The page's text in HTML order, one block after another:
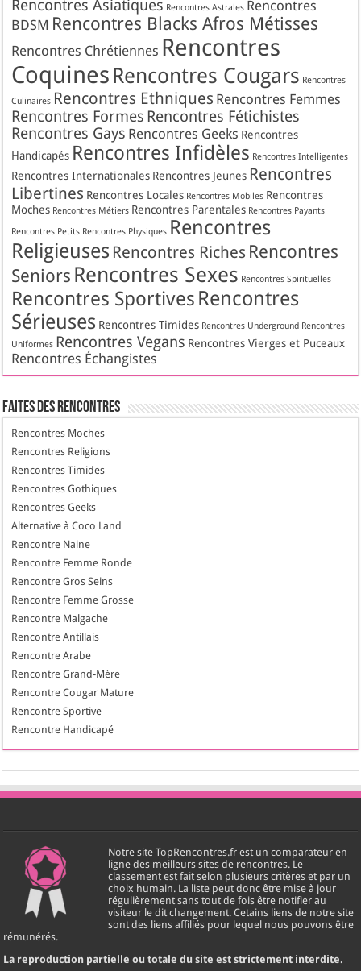
Rencontres Asiatiques Rencontres Astrales Rencontres
BDSM Rencontres Blacks Afros Métisses
Rencontres Chrétiennes Rencontres
Coquines Rencontres Cougars Rencontres
Culinaires Rencontres Ethniques Rencontres Femmes
Rencontres Formes Rencontres Fétichistes
Rencontres Gays Rencontres Geeks Rencontres
Handicapés Rencontres Infidèles Rencontres Intelligentes
Rencontres Internationales Rencontres Jeunes Rencontres
Libertines Rencontres Locales Rencontres Mobiles Rencontres
Moches Rencontres Métiers Rencontres Parentales Rencontres Payants
Rencontres Petits Rencontres Physiques Rencontres
Religieuses Rencontres Riches Rencontres
Seniors Rencontres Sexes Rencontres Spirituelles
Rencontres Sportives Rencontres
Sérieuses Rencontres Timides Rencontres Underground Rencontres
Uniformes Rencontres Vegans Rencontres Vierges et Puceaux
Rencontres Échangistes
Faites des Rencontres
Rencontres Moches
Rencontres Religions
Rencontres Timides
Rencontres Gothiques
Rencontres Geeks
Alternative à Coco Land
Rencontre Naine
Rencontre Femme Ronde
Rencontre Gros Seins
Rencontre Femme Grosse
Rencontre Malgache
Rencontre Antillais
Rencontre Arabe
Rencontre Grand-Mère
Rencontre Cougar Mature
Rencontre Sportive
Rencontre Handicapé
Notre site TopRencontres.fr est un comparateur en
ligne des meilleurs sites de rencontres. Le
classement est fait selon plusieurs critères et par un
choix humain. La liste peut donc être mise à jour
régulièrement sans tout de fois être notifier au
visiteur le dit changement. Cetains liens de notre site
sont des liens affiliés pour lequel nous pouvons être
rémunérés.
La reproduction partielle ou totale du site est strictement interdite.